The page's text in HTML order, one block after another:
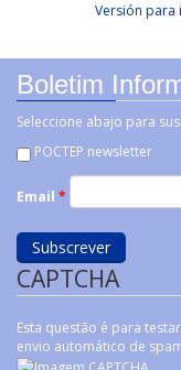
Facebook Like
Tweet Widget
Linkedin Share
Versión para
Boletim
Seleccione abajo para
POCTEP newsletter
Email *
CAPTCHA
Esta questão é para
envio automático de